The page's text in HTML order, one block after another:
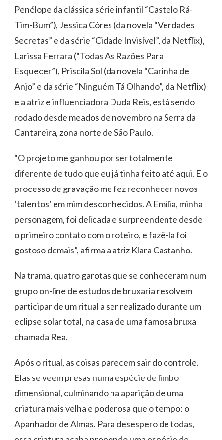
Penélope da clássica série infantil “Castelo Rá-
Tim-Bum”), Jessica Córes (da novela “Verdades
Secretas” e da série “Cidade Invisível”, da Netflix),
Larissa Ferrara (“Todas As Razões Para
Esquecer”), Priscila Sol (da novela “Carinha de
Anjo” e da série “Ninguém Tá Olhando”, da Netflix)
e a atriz e influenciadora Duda Reis, está sendo
rodado desde meados de novembro na Serra da
Cantareira, zona norte de São Paulo.
“O projeto me ganhou por ser totalmente
diferente de tudo que eu já tinha feito até aqui. E o
processo de gravação me fez reconhecer novos
‘talentos’ em mim desconhecidos. A Emília, minha
personagem, foi delicada e surpreendente desde
o primeiro contato com o roteiro, e fazê-la foi
gostoso demais”, afirma a atriz Klara Castanho.
Na trama, quatro garotas que se conheceram num
grupo on-line de estudos de bruxaria resolvem
participar de um ritual a ser realizado durante um
eclipse solar total, na casa de uma famosa bruxa
chamada Rea.
Após o ritual, as coisas parecem sair do controle.
Elas se veem presas numa espécie de limbo
dimensional, culminando na aparição de uma
criatura mais velha e poderosa que o tempo: o
Apanhador de Almas. Para desespero de todas,